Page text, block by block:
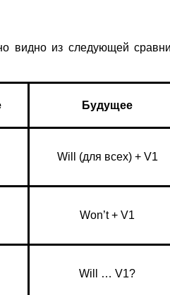
видно из следующей
Будущее
Will (для всех) + V1
Won’t + V1
Will … V1?